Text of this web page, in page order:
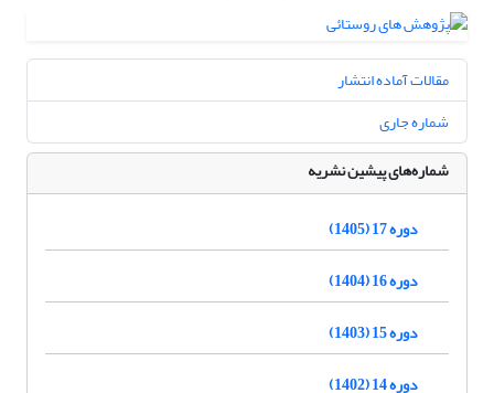
مقالات آماده انتشار
شماره جاری
شماره‌های پیشین نشریه
دوره 17 (1405)
دوره 16 (1404)
دوره 15 (1403)
دوره 14 (1402)